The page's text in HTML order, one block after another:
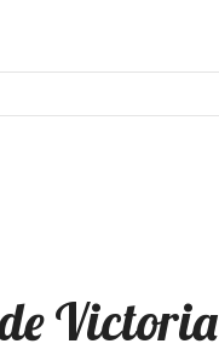
Victoria